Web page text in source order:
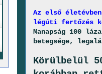
Az első
légúti fertőzés
Manapság 100
betegsége,
Körülbelül